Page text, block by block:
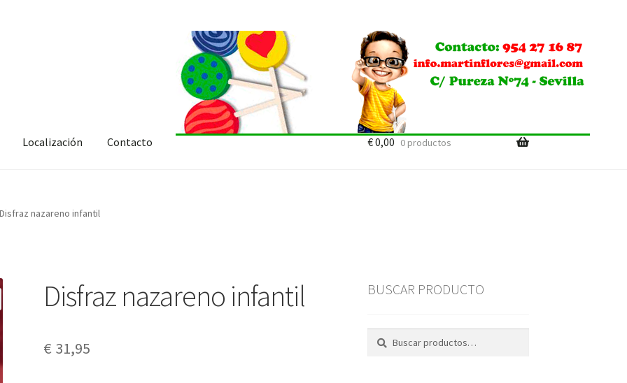
Localización Contacto €0,00 0 productos
Disfraz nazareno infantil
Disfraz nazareno infantil
€ 31,95
BUSCAR PRODUCTO
Buscar
Buscar